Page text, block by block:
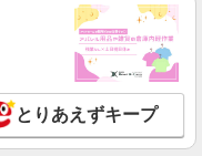
詳細を見る
て介護業務（夜勤専
とりあえずキープ